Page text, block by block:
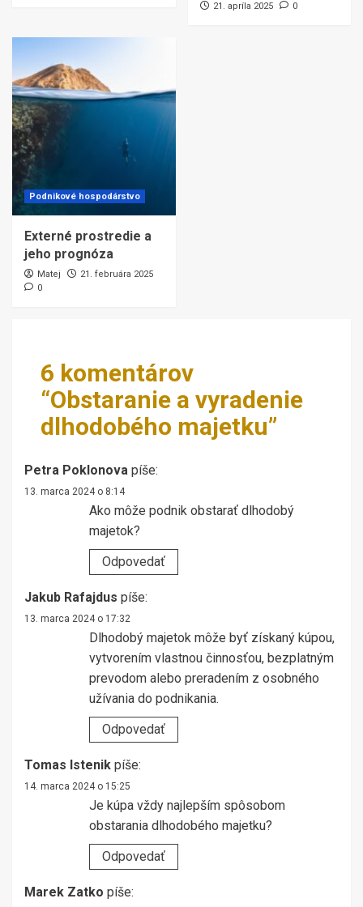
21. apríla 2025
0
Podnikové hospodárstvo
Externé prostredie a
jeho prognóza
Matej
21. februára 2025
0
6 komentárov
“Obstaranie a vyradenie
dlhodobého majetku”
Petra Poklonova píše:
13. marca 2024 o 8:14
Ako môže podnik obstarať dlhodobý
majetok?
Odpovedať
Jakub Rafajdus píše:
13. marca 2024 o 17:32
Dlhodobý majetok môže byť získaný kúpou,
vytvorením vlastnou činnosťou, bezplatným
prevodom alebo preradením z osobného
užívania do podnikania.
Odpovedať
Tomas Istenik píše:
14. marca 2024 o 15:25
Je kúpa vždy najlepším spôsobom
obstarania dlhodobého majetku?
Odpovedať
Marek Zatko píše: